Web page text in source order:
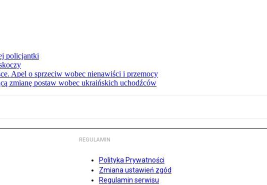
policjantki
Apel o sprzeciw wobec nienawiści i przemocy
zmianę postaw wobec ukraińskich uchodźców
REGULAMIN
Polityka Prywatności
Zmiana ustawień zgód
Regulamin serwisu